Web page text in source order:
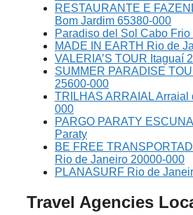
RESTAURANTE E
Bom Jardim 65380-000
Paradiso del Sol Cabo
MADE IN EARTH Rio de
VALERIA’S TOUR Itaguaí
SUMMER PARADISE
25600-000
TRILHAS ARRAIAL Arraial
000
PARGO PARATY
Paraty
BE FREE
Rio de Janeiro 20000-000
PLANASURF Rio de
Travel Agencies